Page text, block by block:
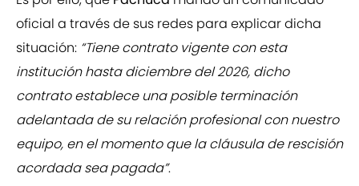
oficial a través de sus redes para explicar dicha
situación: “Tiene contrato vigente con esta
institución hasta diciembre del 2026, dicho
contrato establece una posible terminación
adelantada de su relación profesional con nuestro
equipo, en el momento que la cláusula de rescisión
acordada sea pagada”.